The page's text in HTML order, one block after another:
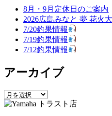
8月・9月定休日のご案内
2026広島みなと 夢 花火
7/20釣果情報
7/19釣果情報
7/12釣果情報
アーカイブ
ア
ー